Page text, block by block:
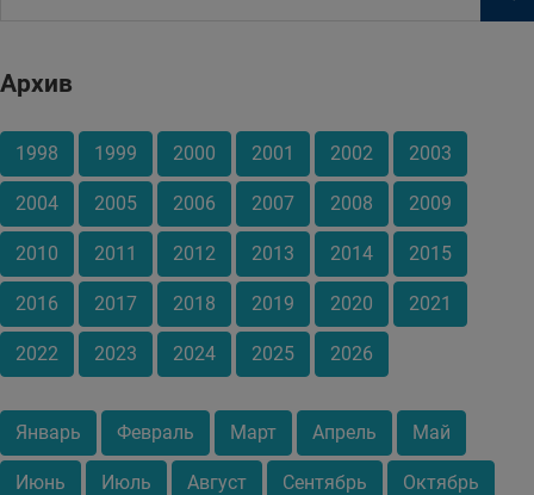
Архив
1998 1999 2000 2001 2002 2003
2004 2005 2006 2007 2008 2009
2010 2011 2012 2013 2014 2015
2016 2017 2018 2019 2020 2021
2022 2023 2024 2025 2026
Январь Февраль Март Апрель Май
Июнь Июль Август Сентябрь Октябрь